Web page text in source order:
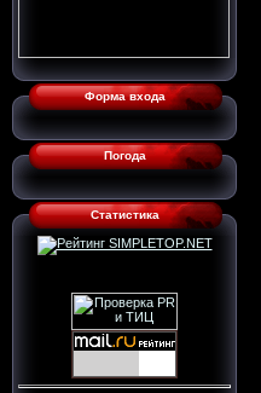
Форма входа
Погода
Статистика